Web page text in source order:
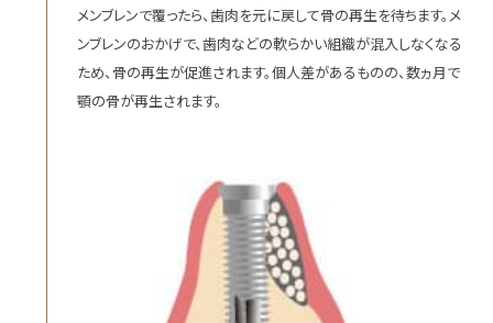
メンブレンで覆ったら、歯肉を元に戻して骨の再生を待ちます。メ
ンブレンのおかげで、歯肉などの軟らかい組織が混入しなくなる
ため、骨の再生が促進されます。個人差があるものの、数ヵ月で
顎の骨が再生されます。